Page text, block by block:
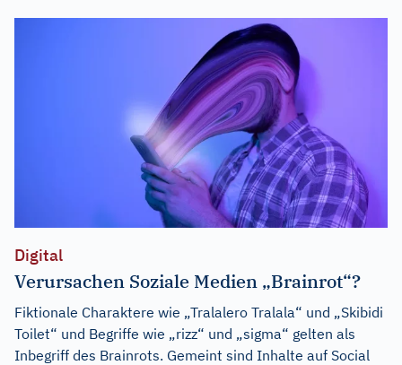
Digital
Verursachen Soziale Medien „Brainrot“?
Fiktionale Charaktere wie „Tralalero Tralala“ und „Skibidi
Toilet“ und Begriffe wie „rizz“ und „sigma“ gelten als
Inbegriff des Brainrots. Gemeint sind Inhalte auf Social